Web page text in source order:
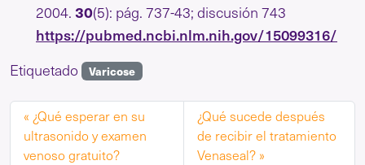
2004. 30(5): pág. 737-43; discusión 743
https://pubmed.ncbi.nlm.nih.gov/15099316/
Etiquetado Varicose
¿Qué esperar en su
ultrasonido y examen
venoso gratuito?
¿Qué sucede después
de recibir el tratamiento
Venaseal?